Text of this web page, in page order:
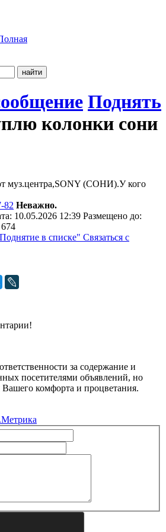
Поднять
колонки сони
муз.центра,SONY (СОНИ).У кого
82 Неважно.
10.05.2026 12:39 Размещено до:
в списке" Связаться с
за содержание и
посетителями объявлений, но
Вашего комфорта и процветания.